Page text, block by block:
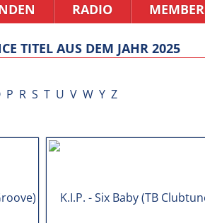
RADIO MEMBER
TITEL AUS DEM JAHR 2025
P R S T U V W Y Z